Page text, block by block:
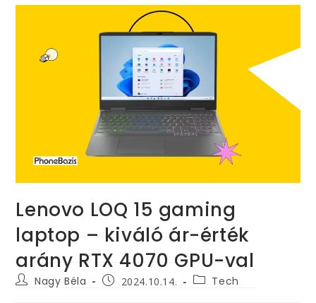
Lenovo LOQ 15 gaming
laptop – kiváló ár-érték
arány RTX 4070 GPU-val
PostNagy Béla
Post2024.10.14.
PostTech